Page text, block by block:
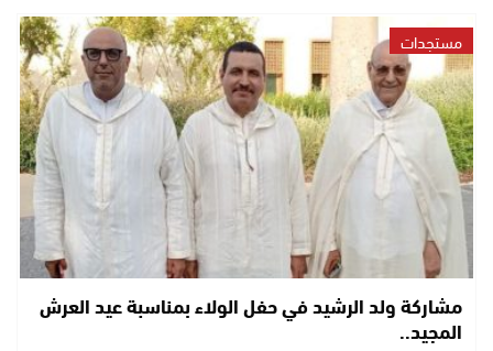
مستجدات
مشاركة ولد الرشيد في حفل الولاء بمناسبة عيد العرش
المجيد..